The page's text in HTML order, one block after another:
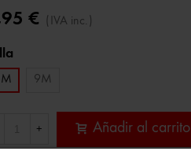
€ (IVA inc.)
9M
+ Añadir al carrito